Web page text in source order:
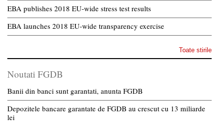
EBA publishes 2018 EU-wide stress test results
EBA launches 2018 EU-wide transparency exercise
Toate stirile
Noutati FGDB
Banii din banci sunt garantati, anunta FGDB
Depozitele bancare garantate de FGDB au crescut cu 13 miliarde
lei